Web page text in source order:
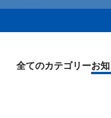
全てのカテゴリーお